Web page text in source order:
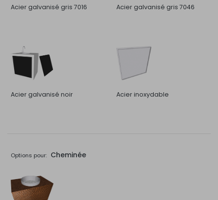
Acier galvanisé gris 7016 Acier galvanisé gris 7046
Acier galvanisé noir Acier inoxydable
Options pour: Cheminée